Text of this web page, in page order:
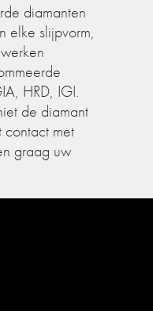
diamanten
elke slijpvorm,
HRD, IGI.
de diamant
contact met
graag uw